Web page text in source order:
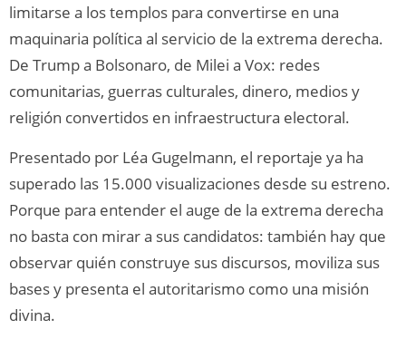
limitarse a los templos para convertirse en una
maquinaria política al servicio de la extrema derecha.
De Trump a Bolsonaro, de Milei a Vox: redes
comunitarias, guerras culturales, dinero, medios y
religión convertidos en infraestructura electoral.
Presentado por Léa Gugelmann, el reportaje ya ha
superado las 15.000 visualizaciones desde su estreno.
Porque para entender el auge de la extrema derecha
no basta con mirar a sus candidatos: también hay que
observar quién construye sus discursos, moviliza sus
bases y presenta el autoritarismo como una misión
divina.